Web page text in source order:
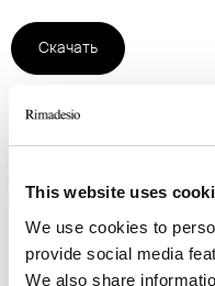
This website uses
We use cookies to
provide social media
We also share
Скачать